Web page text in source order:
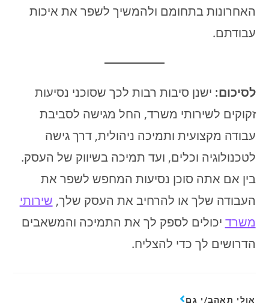
האחרונות בתחומם ולהמשיך לשפר את איכות
עבודתם.
לסיכום: ישנן סיבות רבות לכך שסוכני נסיעות
זקוקים לשירותי משרד, החל מגישה לסביבת
עבודה מקצועית ותמיכה ניהולית, דרך גישה
לטכנולוגיה וכלים, ועד תמיכה בשיווק של העסק.
בין אם אתה סוכן נסיעות המחפש לשפר את
העבודה שלך או להרחיב את העסק שלך, שירותי
משרד יכולים לספק לך את התמיכה והמשאבים
הדרושים לך כדי להצליח.
אולי תאהב/י גם